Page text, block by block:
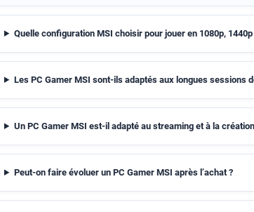
Quelle configuration MSI choisir pour jouer en 1080p, 1440p
Les PC Gamer MSI sont-ils adaptés aux longues sessions
Un PC Gamer MSI est-il adapté au streaming et à la
Peut-on faire évoluer un PC Gamer MSI après l’achat ?